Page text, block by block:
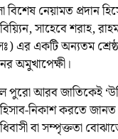
বিশেষ নেয়ামত প্রদান
সাহেবে শরাহ,
এর একটি অন্যতম শ্রেষ্ঠ
অমুখাপেক্ষী।
পুরো আরব জাতিকেই
নিকাশ করতে জানত
বা সম্পৃক্ততা